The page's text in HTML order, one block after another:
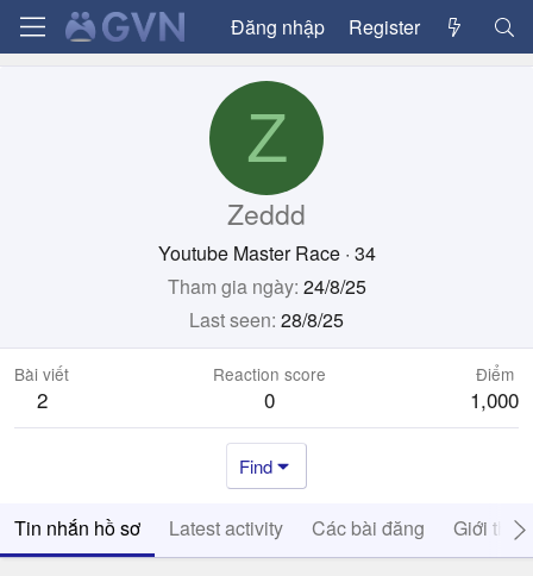
Đăng nhập Register
Z
Zeddd
Youtube Master Race · 34
Tham gia ngày 24/8/25
Last seen 28/8/25
Bài viết
2
Reaction score
0
Điểm
1,000
Find
Tin nhắn hồ sơ Latest activity Các bài đăng Giới thiệu